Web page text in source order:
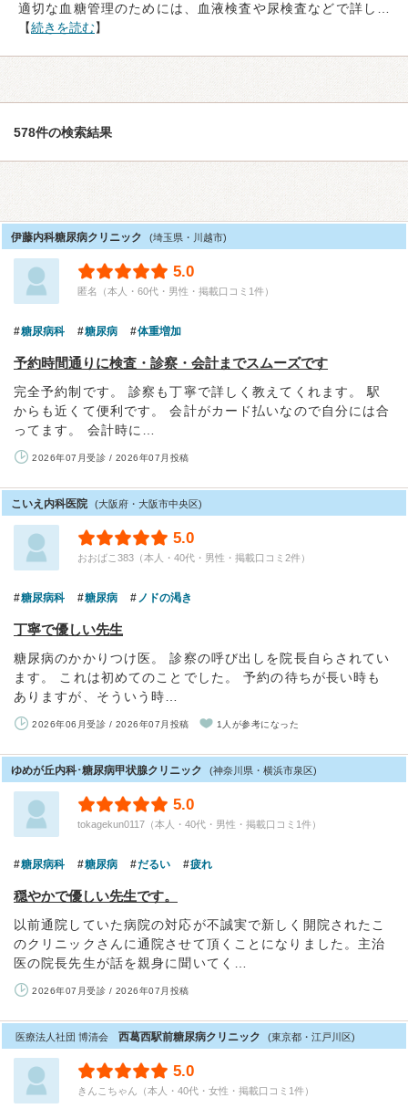
適切な血糖管理のためには、血液検査や尿検査などで詳し…
【続きを読む】
578件の検索結果
伊藤内科糖尿病クリニック (埼玉県・川越市)
5.0
匿名（本人・60代・男性・掲載口コミ1件）
糖尿病科 糖尿病 体重増加
予約時間通りに検査・診察・会計までスムーズです
完全予約制です。 診察も丁寧で詳しく教えてくれます。 駅
からも近くて便利です。 会計がカード払いなので自分には合
ってます。 会計時に…
2026年07月受診 / 2026年07月投稿
こいえ内科医院 (大阪府・大阪市中央区)
5.0
おおばこ383（本人・40代・男性・掲載口コミ2件）
糖尿病科 糖尿病 ノドの渇き
丁寧で優しい先生
糖尿病のかかりつけ医。 診察の呼び出しを院長自らされてい
ます。 これは初めてのことでした。 予約の待ちが長い時も
ありますが、そういう時…
2026年06月受診 / 2026年07月投稿 1人が参考になった
ゆめが丘内科･糖尿病甲状腺クリニック (神奈川県・横浜市泉区)
5.0
tokagekun0117（本人・40代・男性・掲載口コミ1件）
糖尿病科 糖尿病 だるい 疲れ
穏やかで優しい先生です。
以前通院していた病院の対応が不誠実で新しく開院されたこ
のクリニックさんに通院させて頂くことになりました。主治
医の院長先生が話を親身に聞いてく…
2026年07月受診 / 2026年07月投稿
医療法人社団 博清会 西葛西駅前糖尿病クリニック (東京都・江戸川区)
5.0
きんこちゃん（本人・40代・女性・掲載口コミ1件）